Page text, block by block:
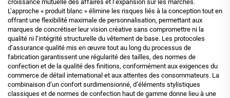
croissance mutuelle des affaires et l’expansion sur les marchés.
L’approche « produit blanc » élimine les risques liés à la conception tout en
offrant une flexibilité maximale de personnalisation, permettant aux
marques de concrétiser leur vision créative sans compromettre ni la
qualité ni l’intégrité structurelle du vêtement de base. Les protocoles
d’assurance qualité mis en œuvre tout au long du processus de
fabrication garantissent une régularité des tailles, des normes de
confection et de la qualité des finitions, conformément aux exigences du
commerce de détail international et aux attentes des consommateurs. La
combinaison d’un confort surdimensionné, d’éléments stylistiques
classiques et de normes de confection haut de gamme donne lieu à une